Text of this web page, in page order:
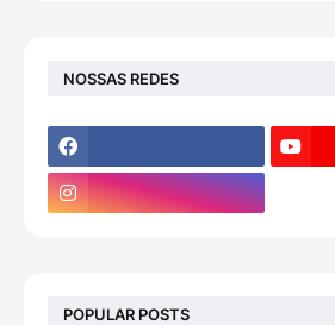
NOSSAS REDES
POPULAR POSTS